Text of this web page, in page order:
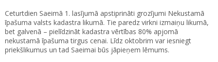
Ceturtdien Saeimā 1. lasījumā apstiprināti grozījumi Nekustamā
īpašuma valsts kadastra likumā. Tie paredz virkni izmaiņu likumā,
bet galvenā – pielīdzināt kadastra vērtības 80% apjomā
nekustamā īpašuma tirgus cenai. Līdz oktobrim var iesniegt
priekšlikumus un tad Saeimai būs jāpieņem lēmums.